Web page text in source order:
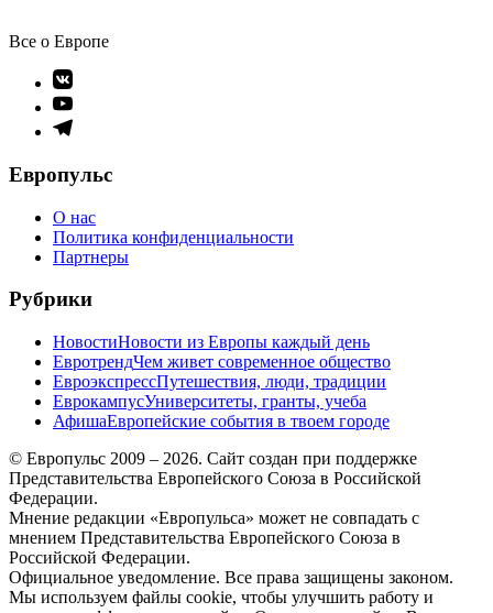
Все о Европе
Элемент
меню
Элемент
меню
Элемент
Европульс
О нас
Политика конфиденциальности
Партнеры
Рубрики
НовостиНовости из Европы каждый день
ЕвротрендЧем живет современное общество
ЕвроэкспрессПутешествия, люди, традиции
ЕврокампусУниверситеты, гранты, учеба
АфишаЕвропейские события в твоем городе
© Европульс 2009 – 2026. Сайт создан при поддержке
Представительства Европейского Союза в Российской
Федерации.
Мнение редакции «Европульса» может не совпадать с
мнением Представительства Европейского Союза в
Российской Федерации.
Официальное уведомление. Все права защищены законом.
Мы используем файлы cookie, чтобы улучшить работу и